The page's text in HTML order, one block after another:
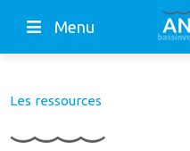
Menu
Les ressources